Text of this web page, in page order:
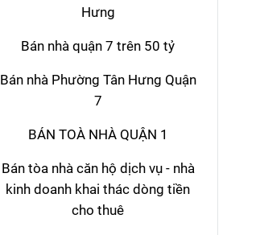
Hưng
Bán nhà quận 7 trên 50 tỷ
Bán nhà Phường Tân Hưng Quận
7
BÁN TOÀ NHÀ QUẬN 1
Bán tòa nhà căn hộ dịch vụ - nhà
kinh doanh khai thác dòng tiền
cho thuê